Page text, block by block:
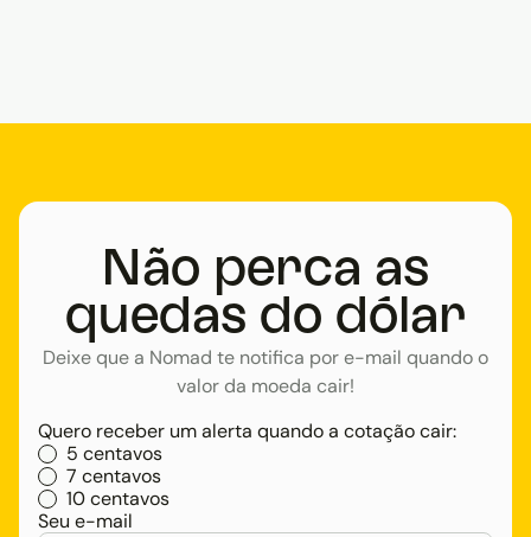
Não perca as
quedas do dólar
Deixe que a Nomad te notifica por e-mail quando o
valor da moeda cair!
Quero receber um alerta quando a cotação cair:
5 centavos
7 centavos
10 centavos
Seu e-mail